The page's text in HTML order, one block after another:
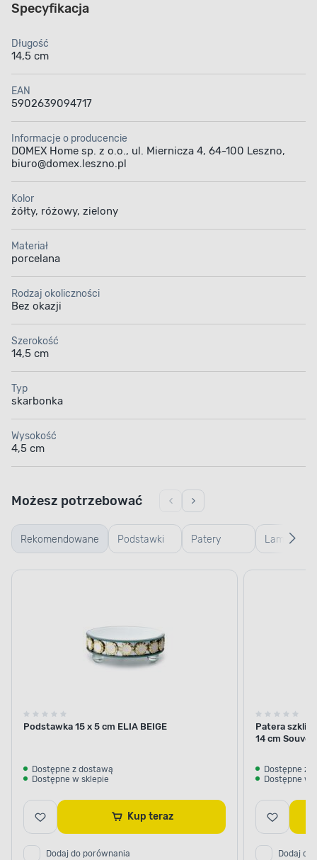
Specyfikacja
Długość
14,5 cm
EAN
5902639094717
Informacje o producencie
DOMEX Home sp. z o.o., ul. Miernicza 4, 64-100 Leszno,
biuro@domex.leszno.pl
Kolor
żółty, różowy, zielony
Materiał
porcelana
Rodzaj okoliczności
Bez okazji
Szerokość
14,5 cm
Typ
skarbonka
Wysokość
4,5 cm
Rekomendowane Podstawki
dekoracyjne
Patery
dekoracyjne
Lampiony
i latarenki
Możesz potrzebować
Podstawka 15 x 5 cm ELIA BEIGE
Dostępne z dostawą
Dostępne w sklepie
Kup teraz
Dodaj do porównania
Patera
14 cm
Dostępne z
Dostępne w
Dodaj do